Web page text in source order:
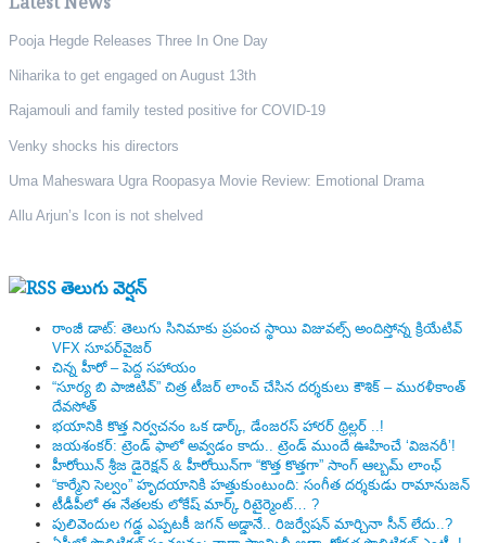
Pooja Hegde Releases Three In One Day
Niharika to get engaged on August 13th
Rajamouli and family tested positive for COVID-19
Venky shocks his directors
Uma Maheswara Ugra Roopasya Movie Review: Emotional Drama
Allu Arjun’s Icon is not shelved
తెలుగు వెర్షన్
రాంజీ డాట్: తెలుగు సినిమాకు ప్రపంచ స్థాయి విజువల్స్ అందిస్తోన్న క్రియేటివ్
VFX సూపర్‌వైజర్
చిన్న హీరో – పెద్ద సహాయం
“సూర్య బి పాజిటివ్” చిత్ర టీజర్ లాంచ్ చేసిన‌ దర్శకులు కౌశిక్ – మురళీకాంత్
దేవసోత్
భయానికి కొత్త నిర్వచనం ఒక డార్క్, డేంజరస్ హారర్ థ్రిల్లర్ ..!
జయశంకర్: ట్రెండ్‌ ఫాలో అవ్వడం కాదు.. ట్రెండ్‌ ముందే ఊహించే ‘విజనరీ’!
హీరోయిన్ శ్రీజ డైరెక్ష‌న్ & హీరోయిన్‌గా “కొత్త కొత్తగా” సాంగ్ ఆల్బమ్ లాంఛ్
“కార్మేని సెల్వం” హృదయానికి హత్తుకుంటుంది: సంగీత దర్శకుడు రామానుజన్
టీడీపీలో ఈ నేత‌ల‌కు లోకేష్ మార్క్ రిటైర్మెంట్‌… ?
పులివెందుల గ‌డ్డ ఎప్ప‌ట‌కీ జ‌గ‌న్ అడ్డానే.. రిజ‌ర్వేష‌న్ మార్చినా సీన్ లేదు..?